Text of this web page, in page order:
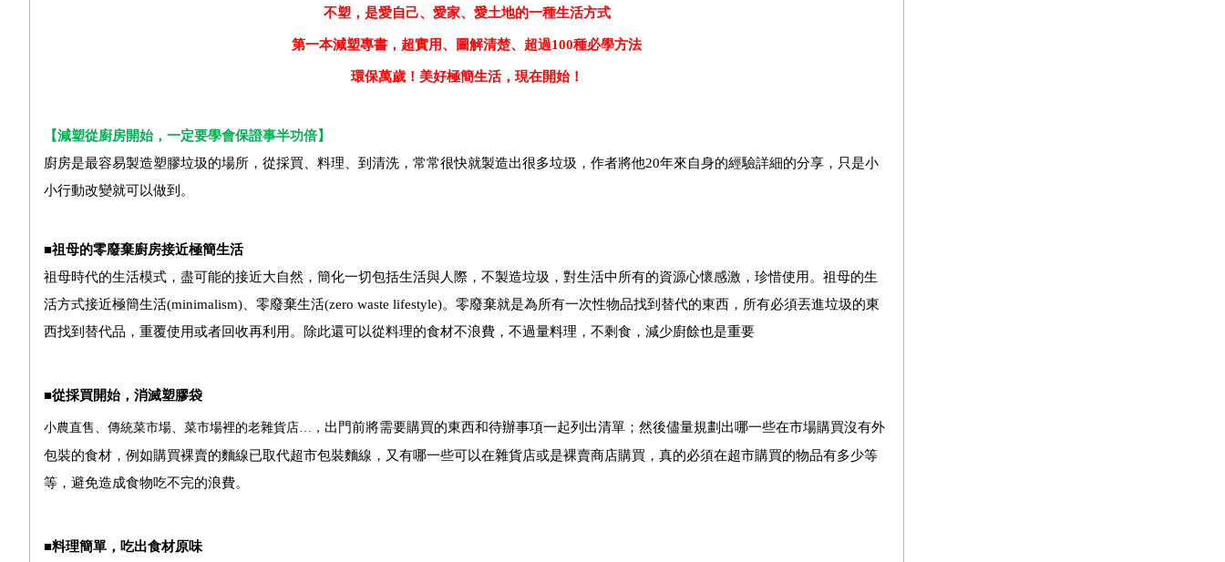
不塑，是愛自己、愛家、愛土地的一種生活方式
第一本減塑專書， 超實用、圖解清楚、 超過100種必學方法
環保萬歲！ 美好極簡生活，現在開始！
【減塑從廚房開始，一定要學會保證事半功倍】
廚房是最容易製造塑膠垃圾的場所，從採買、料理、到清洗，常常很快就製造出很多垃圾，作者將他20年來自身的經驗詳細的分享，只是小
小行動改變就可以做到。
■祖母的零廢棄廚房接近極簡生活
祖母時代的生活模式，盡可能的接近大自然，簡化一切包括生活與人際，不製造垃圾，對生活中所有的資源心懷感激，珍惜使用。祖母的生
活方式接近極簡生活(minimalism) 、零廢棄生活(zero waste lifestyle)。零廢棄就是為所有一次性物品找到替代的東西，所有必須丟進垃圾的東
西找到替代品，重覆使用或者回收再利用。除此還可以從料理的食材不浪費，不過量料理，不剩食，減少廚餘也是重要
■從採買開始，消滅塑膠袋
小農直售、傳統菜市場、菜市場裡的老雜貨店… ， 出門前將需要購買的東西和待辦事項一起列出清單；然後儘量規劃出哪一些在市場購買沒有外
包裝的食材，例如購買裸賣的麵線已取代超市包裝麵線，又有哪一些可以在雜貨店或是裸賣商店購買，真的必須在超市購買的物品有多少等
等，避免造成食物吃不完的浪費。
■料理簡單，吃出食材原味